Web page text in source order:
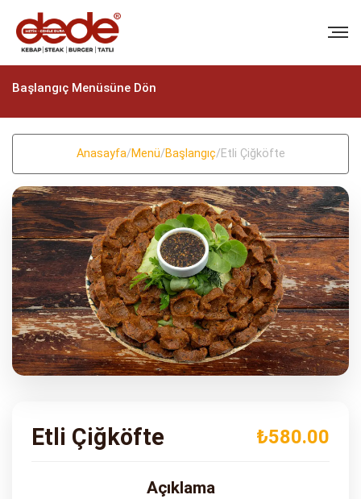
BIZI ARAYIN
+90 (322) 235 57 58
+90 (322) 235 57 58
EMAIL
info@dedekebap.com.tr
ADRES
Adana
Başlangıç Menüsüne Dön
Anasayfa/Menü/Başlangıç/Etli Çiğköfte
Etli Çiğköfte ₺580.00
Açıklama